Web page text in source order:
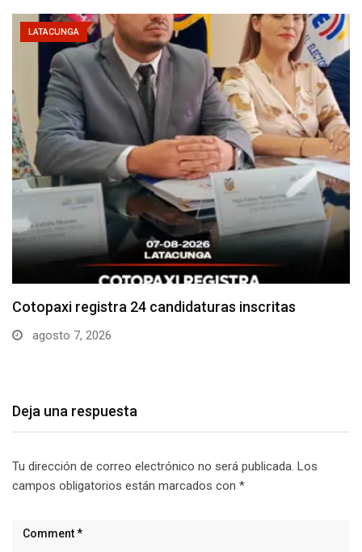
LATACUNGA
Parque Nacional Cotopaxi espera alta afluencia de
visitantes…
Deja una respuesta
Tu dirección de correo electrónico no será publicada. Los
campos obligatorios están marcados con *